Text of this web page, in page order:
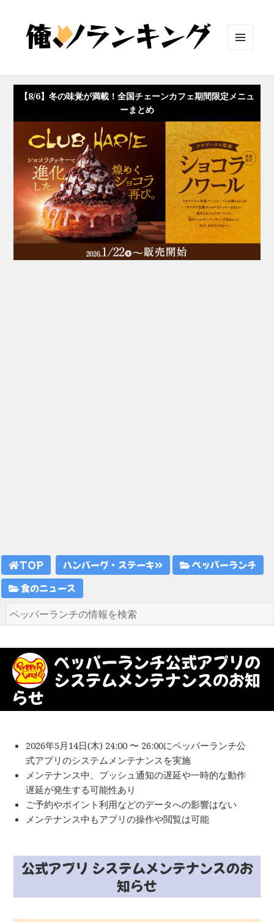
ット
【8/6】冬の味覚が満載！全国チェーンカフェ期間限定メニュ
ーまとめ
TOP ハンバーグ・ステーキ
ペッパーランチ
食のニュース
ペッパーランチ公式アプリの
システムメンテナンスのお知
らせ
2026年5月14日(木) 24:00 〜 26:00にペッパーランチ公
式アプリのシステムメンテナンスを実施
メンテナンス中、プッシュ通知の遅延や一時的な動作
遅延が発生する可能性あり
ご予約やポイント利用などのデータへの影響はない
メンテナンス中もアプリの操作や閲覧は可能
公式アプリ システムメンテナンスのお
知らせ